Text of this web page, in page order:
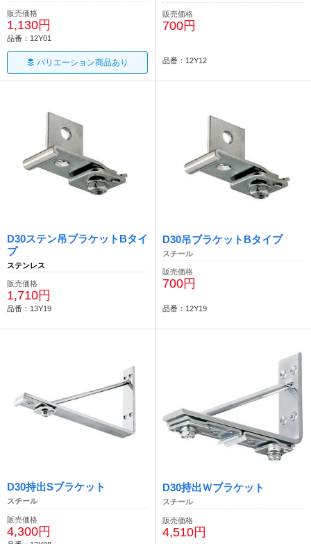
販売価格
1,130円
品番：12Y01
バリエーション商品あり
販売価格
700円
品番：12Y12
D30ステン吊ブラケットBタイ
プ
ステンレス
販売価格
1,710円
品番：13Y19
D30吊ブラケットBタイプ
スチール
販売価格
700円
品番：12Y19
D30持出Sブラケット
スチール
販売価格
4,300円
D30持出Ｗブラケット
スチール
販売価格
4,510円